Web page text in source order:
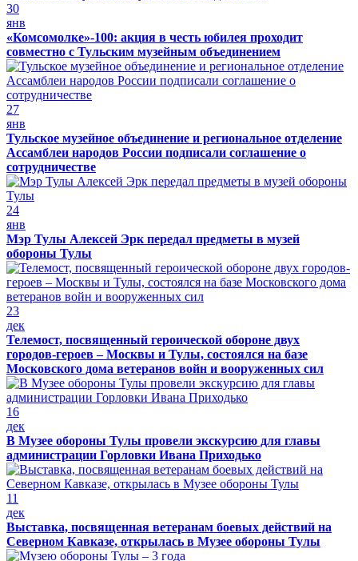
30
янв
«Комсомолке»-100: акция в честь юбилея проходит
совместно с Тульским музейным объединением
27
янв
Тульское музейное объединение и региональное отделение
Ассамблеи народов России подписали соглашение о
сотрудничестве
24
янв
Мэр Тулы Алексей Эрк передал предметы в музей
обороны Тулы
23
дек
Телемост, посвященный героической обороне двух
городов-героев – Москвы и Тулы, состоялся на базе
Московского дома ветеранов войн и вооруженных сил
16
дек
В Музее обороны Тулы провели экскурсию для главы
администрации Горловки Ивана Приходько
11
дек
Выставка, посвященная ветеранам боевых действий на
Северном Кавказе, открылась в Музее обороны Тулы